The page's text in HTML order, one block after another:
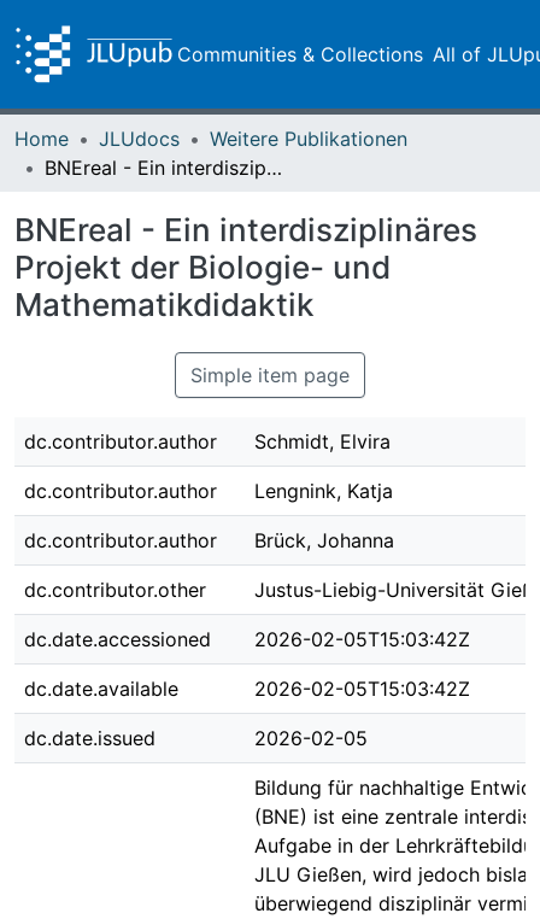
Communities & Collections All of
Home JLUdocs
Weitere Publikationen
BNEreal - Ein interdisziplinäres Projekt der Biologie- und Mathematikdidaktik
BNEreal - Ein interdisziplinäres
Projekt der Biologie- und
Mathematikdidaktik
Simple item page
dc.contributor.author Schmidt, Elvira
dc.contributor.author Lengnink, Katja
dc.contributor.author Brück, Johanna
dc.contributor.other Justus-Liebig-Universität
dc.date.accessioned 2026-02-05T15:03:42Z
dc.date.available 2026-02-05T15:03:42Z
dc.date.issued 2026-02-05
Bildung für nachhaltige
(BNE) ist eine zentrale
Aufgabe in der
JLU Gießen, wird jedoch
überwiegend disziplinär